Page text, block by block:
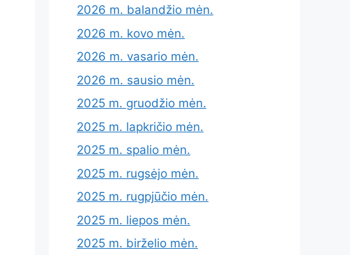
2026 m. balandžio mėn.
2026 m. kovo mėn.
2026 m. vasario mėn.
2026 m. sausio mėn.
2025 m. gruodžio mėn.
2025 m. lapkričio mėn.
2025 m. spalio mėn.
2025 m. rugsėjo mėn.
2025 m. rugpjūčio mėn.
2025 m. liepos mėn.
2025 m. birželio mėn.